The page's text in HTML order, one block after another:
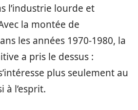
l’industrie lourde et
la montée de
les années 1970-1980, la
a pris le dessus :
plus seulement au
à l’esprit.